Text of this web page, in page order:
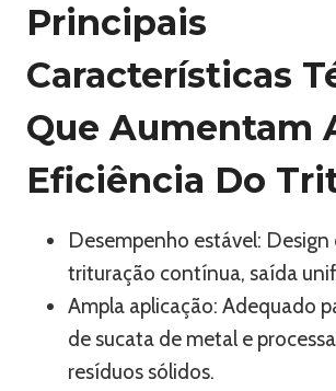
Principais
Características
Que Aumentam
Eficiência Do
Desempenho estável: Design
trituração contínua, saída
Ampla aplicação: Adequado
de sucata de metal e
resíduos sólidos.